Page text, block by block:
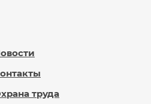
труда